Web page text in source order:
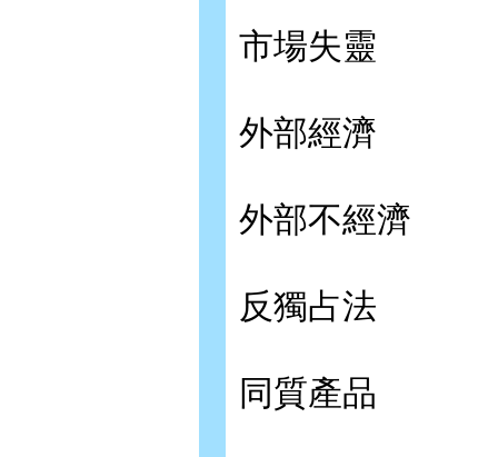
市場失靈
外部經濟
外部不經濟
反獨占法
同質產品